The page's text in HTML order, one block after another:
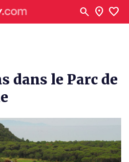
search location_on favorite
dans le Parc de